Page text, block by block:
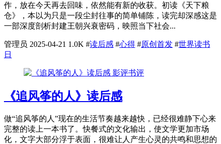
作，放在今天再去回味，依然能有新的收获。初读《天下粮
仓》，本以为只是一段尘封往事的简单铺陈，读完却深感这是
一部深度剖析封建王朝兴衰密码，映照当下社会...
管理员 2025-04-21 1.0K #读后感 #心得 #原创首发 #世界读书
日
影评书评
《追风筝的人》读后感
做“追风筝的人”现在的生活节奏越来越快，已经很难静下心来
完整的读上一本书了。快餐式的文化输出，使文学更加市场
化，文字大部分浮于表面，很难让人产生心灵的共鸣和思想的